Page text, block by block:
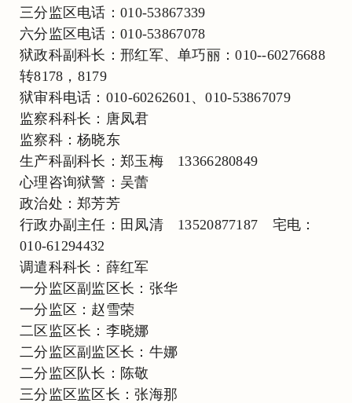
三分监区电话：010-53867339
六分监区电话：010-53867078
狱政科副科长：邢红军、单巧丽：010--60276688
转8178，8179
狱审科电话：010-60262601、010-53867079
监察科科长：唐凤君
监察科：杨晓东
生产科副科长：郑玉梅 13366280849
心理咨询狱警：吴蕾
政治处：郑芳芳
行政办副主任：田凤清 13520877187 宅电：
010-61294432
调遣科科长：薛红军
一分监区副监区长：张华
一分监区：赵雪荣
二区监区长：李晓娜
二分监区副监区长：牛娜
二分监区队长：陈敬
三分监区监区长：张海那